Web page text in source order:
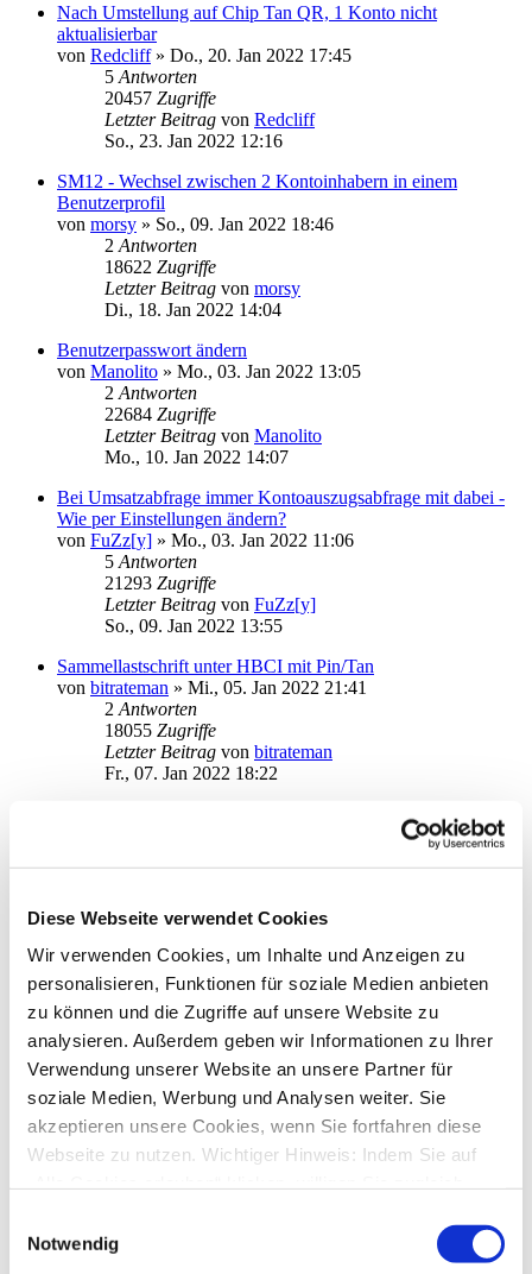
Diese Webseite verwendet Cookies
Wir verwenden Cookies, um Inhalte und Anzeigen zu
personalisieren, Funktionen für soziale Medien anbieten
zu können und die Zugriffe auf unsere Website zu
analysieren. Außerdem geben wir Informationen zu Ihrer
Verwendung unserer Website an unsere Partner für
soziale Medien, Werbung und Analysen weiter. Sie
akzeptieren unsere Cookies, wenn Sie fortfahren diese
Webseite zu nutzen. Wichtiger Hinweis: Indem Sie auf
Benutzung bestimmter Dienste auf der Seite (Twitter,
Google, LinkedIn) Ihre Daten in den USA verarbeitet
Notwendig
Nach Umstellung auf Chip Tan QR, 1 Konto nicht
aktualisierbar
von Redcliff» Do., 20. Jan 2022 17:45
5 Antworten
20457 Zugriffe
Letzter Beitrag von Redcliff
So., 23. Jan 2022 12:16
SM12 - Wechsel zwischen 2 Kontoinhabern in einem
Benutzerprofil
von morsy » So., 09. Jan 2022 18:46
2 Antworten
18622 Zugriffe
Letzter Beitrag von morsy
Di., 18. Jan 2022 14:04
Benutzerpasswort ändern
von Manolito » Mo., 03. Jan 2022 13:05
2 Antworten
22684 Zugriffe
Letzter Beitrag von Manolito
Mo., 10. Jan 2022 14:07
Bei Umsatzabfrage immer Kontoauszugsabfrage mit dabei -
Wie per Einstellungen ändern?
von FuZz[y] » Mo., 03. Jan 2022 11:06
5 Antworten
21293 Zugriffe
Letzter Beitrag von FuZz[y]
So., 09. Jan 2022 13:55
Sammellastschrift unter HBCI mit Pin/Tan
von bitrateman » Mi., 05. Jan 2022 21:41
2 Antworten
18055 Zugriffe
Letzter Beitrag von bitrateman
Fr., 07. Jan 2022 18:22
Do., 06. Jan 2022 20:05
Umstellung HBCI- Chip-Tan: HBCI ausgelaufen!?
voninfo@seminarurlaub.de» Do., 06. Jan 2022 18:56
Antworten
16975Zugriffe
Letzter Beitrag vonaudiolet
Do., 06. Jan 2022 20:01
Umsätze anzeigen lassen
vonhache»Di., 21. Dez 2021 10:13
1Antworten
Letzter Beitragvonebi_f
kontoverwaltung